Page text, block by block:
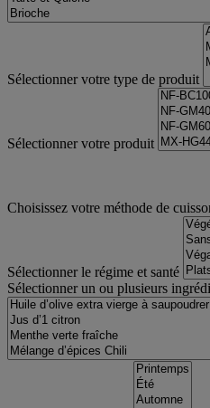
Sélectionner votre type de produit
Sélectionner votre produit
Choisissez votre méthode de
Sélectionner le régime et santé
Sélectionner un ou plusieurs